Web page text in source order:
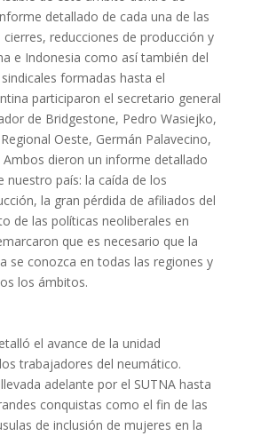
detallado de cada una de las
cierres, reducciones de producción y
e Indonesia como así también del
formadas hasta el
participaron el secretario general
de Bridgestone, Pedro Wasiejko,
Oeste, Germán Palavecino,
dieron un informe detallado
nuestro país: la caída de los
la gran pérdida de afiliados del
de las políticas neoliberales en
que es necesario que la
se conozca en todas las regiones y
los ámbitos.
el avance de la unidad
trabajadores del neumático.
adelante por el SUTNA hasta
conquistas como el fin de las
de inclusión de mujeres en la